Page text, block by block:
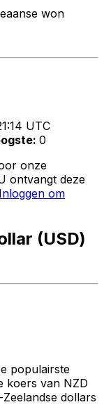
won
UTC
: 0
onze
ontvangt deze
Inloggen om
(USD)
populairste
koers van NZD
dollars